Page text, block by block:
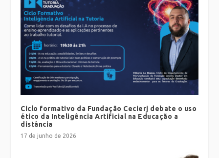
Ciclo formativo da Fundação Cecierj debate o uso
ético da Inteligência Artificial na Educação a
distância
17 de junho de 2026